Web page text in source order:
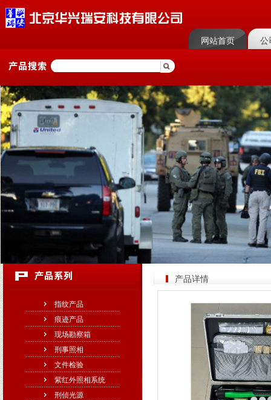
网站首页 公
指纹产品
痕迹产品
现场勘察箱
刑事照相
文件检验
紫红外照相系统
刑侦光源
产品详情